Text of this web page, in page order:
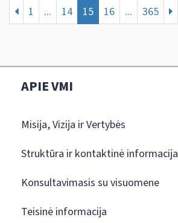
1 ... 14 15 16 ... 365
APIE VMI
Misija, Vizija ir Vertybės
Struktūra ir kontaktinė informacija
Konsultavimasis su visuomene
Teisinė informacija